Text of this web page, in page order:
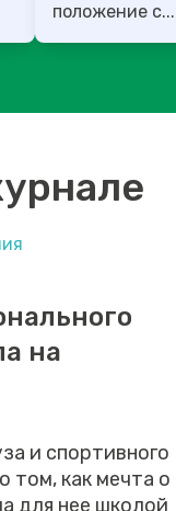
положение с...
на
и спортивного
том, как мечта о
для нее школой